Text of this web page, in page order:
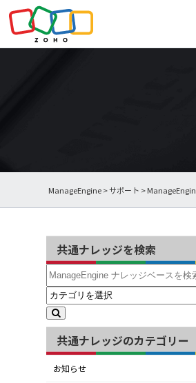
ManageEngine>サポート >
共通ナレッジを検索
共通ナレッジのカテゴリー
お知らせ